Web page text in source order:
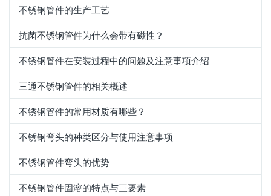
不锈钢管件的生产工艺
抗菌不锈钢管件为什么会带有磁性？
不锈钢管件在安装过程中的问题及注意事项介绍
三通不锈钢管件的相关概述
不锈钢管件的常用材质有哪些？
不锈钢弯头的种类区分与使用注意事项
不锈钢管件弯头的优势
不锈钢管件固溶的特点与三要素